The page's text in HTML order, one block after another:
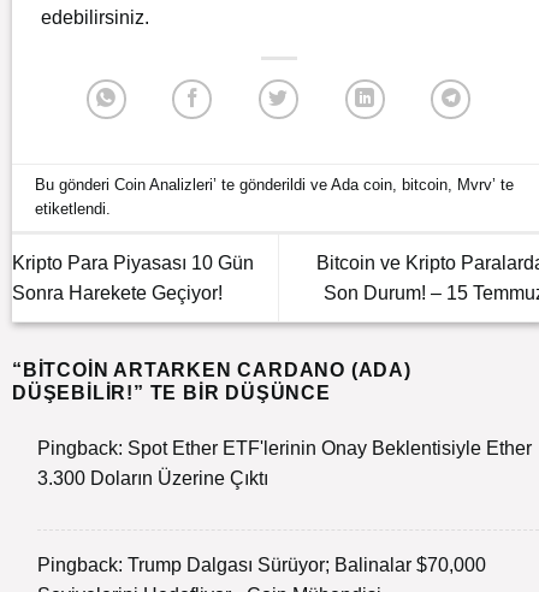
edebilirsiniz.
Bu gönderiCoin Analizleri’ te gönderildi veAda coin bitcoin Mvrv’ te
etiketlendi.
Kripto Para Piyasası 10 Gün
Sonra Harekete Geçiyor!
Bitcoin ve Kripto
Son Durum! – 15
“ BITCOIN ARTARKEN CARDANO (ADA)
DÜŞEBILIR!” TE BIR DÜŞÜNCE
Pingback: Spot Ether ETF'lerinin Onay Beklentisiyle Ether
3.300 Doların Üzerine Çıktı
Pingback: Trump Dalgası Sürüyor; Balinalar $70,000